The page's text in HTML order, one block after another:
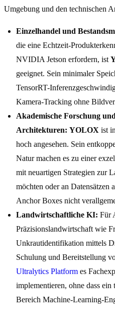
Umgebung und den technischen
Einzelhandel und
die eine Echtzeit-
NVIDIA Jetson erfordern, ist
geeignet. Sein minimaler
TensorRT-
Kamera-Tracking ohne
Akademische Forschung
Architekturen: YOLOX ist
hoch angesehen. Sein
Natur machen es zu einer
mit neuartigen Strategien zur
möchten oder an Datensätzen
Anchor Boxes nicht
Landwirtschaftliche KI: Für
Präzisionslandwirtschaft wie
Unkrautidentifikation mittels
Schulung und Bereitstellung
Ultralytics Platform es
implementieren, ohne dass
Bereich Machine-Learning-